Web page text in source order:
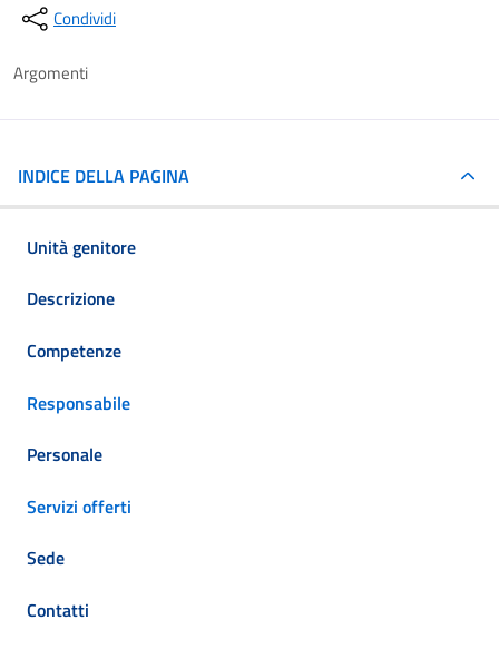
Condividi
Argomenti
INDICE DELLA PAGINA
Unità genitore
Descrizione
Competenze
Responsabile
Personale
Servizi offerti
Sede
Contatti